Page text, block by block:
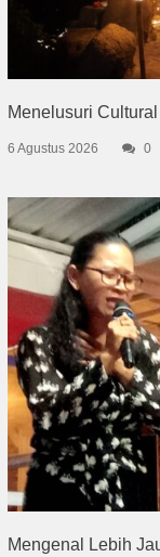
Menelusuri
6 Agustus 2026 0
Mengenal Lebih